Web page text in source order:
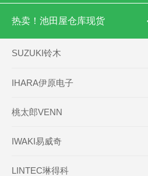
热卖！池田屋仓库现货
SUZUKI铃木
IHARA伊原电子
桃太郎VENN
IWAKI易威奇
LINTEC琳得科